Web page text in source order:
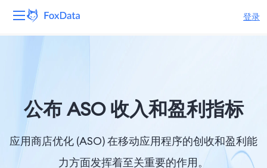
登录
解决方案
资源
公布 ASO 收入和盈利指标
应用商店优化 (ASO) 在移动应用程序的创收和盈利能
力方面发挥着至关重要的作用。